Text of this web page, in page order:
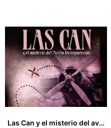
Las Can y el misterio del avión desaparecido